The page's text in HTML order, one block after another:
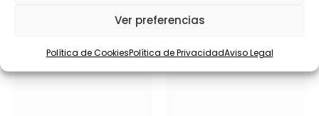
Ver preferencias
Política de CookiesPolítica de PrivacidadAviso Legal